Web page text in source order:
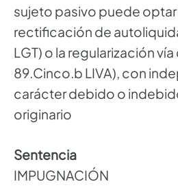
sujeto pasivo puede
rectificación de
LGT) o la regularización
89.Cinco.b LIVA), con
carácter debido o
originario
Sentencia
IMPUGNACIÓN